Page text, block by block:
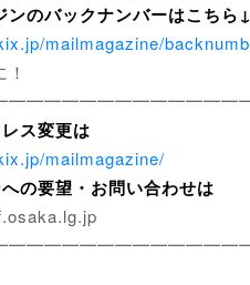
のバックナンバーはこちら
mailmagazine/
ス変更は
mailmagazine/
の要望・お問い合わせは